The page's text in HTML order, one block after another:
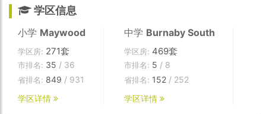
学区信息
小学 Maywood
学区房: 271套
市排名: 35 / 36
省排名: 849 / 931
学区详情
中学 Burnaby South
学区房: 469套
市排名: 5 / 8
省排名: 152 / 252
学区详情